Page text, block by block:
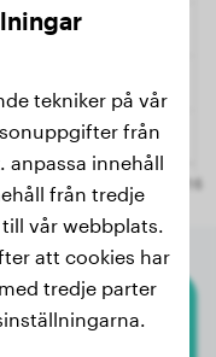
tekniker på vår
från
anpassa innehåll
från tredje
vår webbplats.
att cookies har
tredje parter